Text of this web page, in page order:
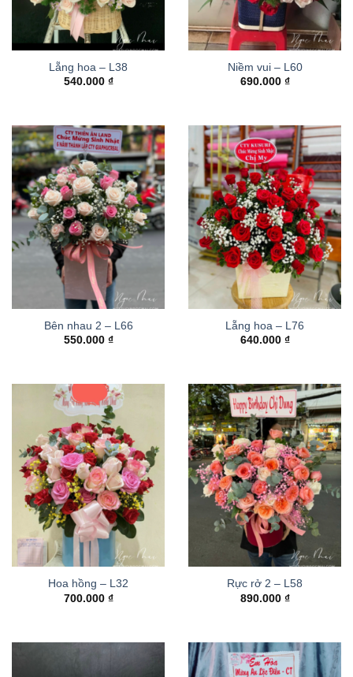
Lẵng hoa – L38
540.000 ₫
Niềm vui – L60
690.000 ₫
Bên nhau 2 – L66
550.000 ₫
Lẵng hoa – L76
640.000 ₫
Hoa hồng – L32
700.000 ₫
Rực rở 2 – L58
890.000 ₫